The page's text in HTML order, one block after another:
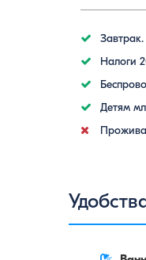
Завтрак.
Налоги
Детям